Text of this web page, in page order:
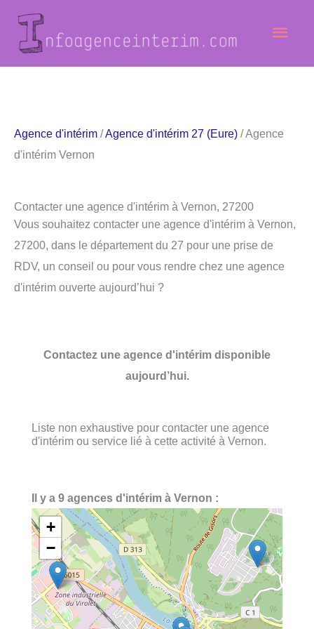
contenu
Agence d'intérim /Agence d'intérim 27 (Eure) / Agence
d'intérim Vernon
Contacter une agence d'intérim à Vernon, 27200
Vous souhaitez contacter une agence d'intérim à Vernon,
27200, dans le département du 27 pour une prise de
RDV, un conseil ou pour vous rendre chez une agence
d'intérim ouverte aujourd’hui ?
Contactez une agence d'intérim disponible
aujourd’hui.
Liste non exhaustive pour contacter une agence
d'intérim ou service lié à cette activité à Vernon.
Il y a 9 agences d'intérim à Vernon :
+
−